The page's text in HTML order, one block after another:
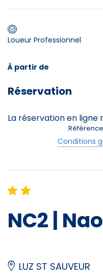
- de 17 ans
Etudiants
NC2 |
LUZ ST SAUVEUR
Loueur Professionnel
À partir de
Réservation
La réservation en ligne
Conditions